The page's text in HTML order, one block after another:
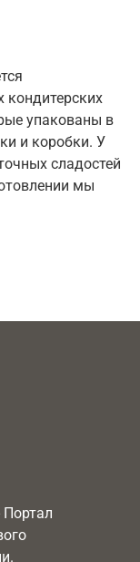
кондитерских
упакованы в
и коробки. У
сладостей
мы
Портал